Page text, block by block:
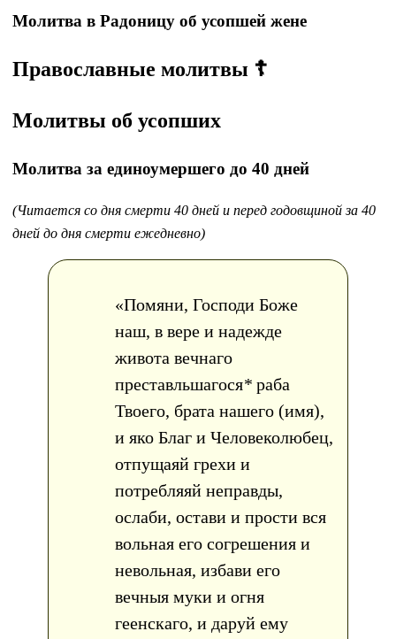
Молитва в Радоницу об усопшей жене
Православные молитвы ☦
Молитвы об усопших
Молитва за единоумершего до 40 дней
(Читается со дня смерти 40 дней и перед годовщиной за 40
дней до дня смерти ежедневно)
«Помяни, Господи Боже
наш, в вере и надежде
живота вечнаго
преставльшагося* раба
Твоего, брата нашего (имя),
и яко Благ и Человеколюбец,
отпущаяй грехи и
потребляяй неправды,
ослаби, остави и прости вся
вольная его согрешения и
невольная, избави его
вечныя муки и огня
геенскаго, и даруй ему